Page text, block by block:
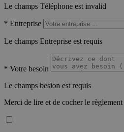
Le champs Téléphone est invalid
* Entreprise
Le champs Entreprise est requis
* Votre besoin
Le champs besion est requis
Merci de lire et de cocher le règlement